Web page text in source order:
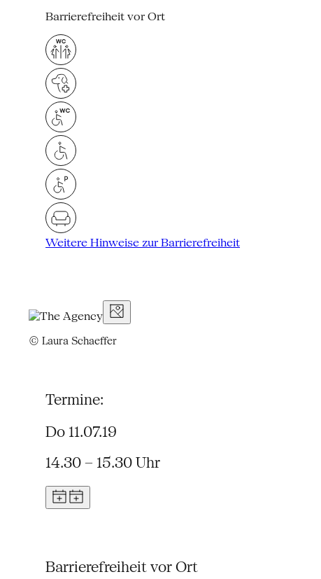
Barrierefreiheit vor Ort
Weitere Hinweise zur Barrierefreiheit
© Laura Schaeffer
Termine:
Do 11.07.19
14.30 – 15.30 Uhr
Barrierefreiheit vor Ort